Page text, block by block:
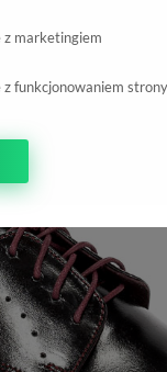
-60%
z marketingiem
z funkcjonowaniem strony